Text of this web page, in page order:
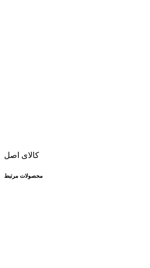
کالای اصل
محصولات مرتبط